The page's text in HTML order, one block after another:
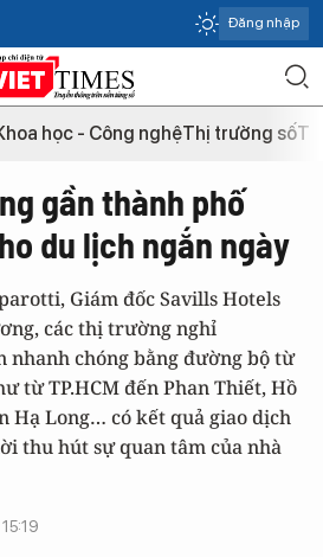
Đăng nhập
học - Công nghệThị trường số
gần thành phố
du lịch ngắn ngày
Giám đốc Savills Hotels
các thị trường nghỉ
nhanh chóng bằng đường bộ từ
từ TP.HCM đến Phan Thiết, Hồ
Hạ Long… có kết quả giao dịch
thu hút sự quan tâm của nhà